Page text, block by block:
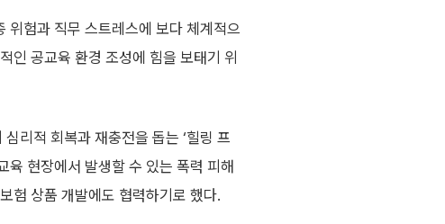
위험과 직무 스트레스에 보다 체계적으
인 공교육 환경 조성에 힘을 보태기 위
리적 회복과 재충전을 돕는 ‘힐링 프
육 현장에서 발생할 수 있는 폭력 피해
험 상품 개발에도 협력하기로 했다.